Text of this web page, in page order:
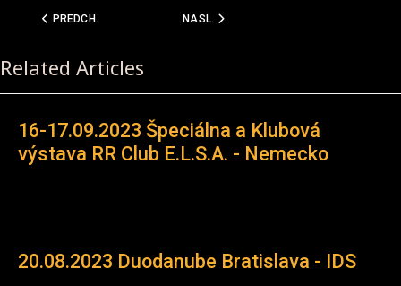
PREDCHÁDZAJÚCI ČLÁNOK: 10.03.2019 KLUBOVÁ VÝSTAVA V
PREDCH. NASLEDUJÚCI ČLÁNOK: 15.09.2018
NASL.
Related Articles
16-17.09.2023 Špeciálna a Klubová
výstava RR Club E.L.S.A. - Nemecko
20.08.2023 Duodanube Bratislava - IDS